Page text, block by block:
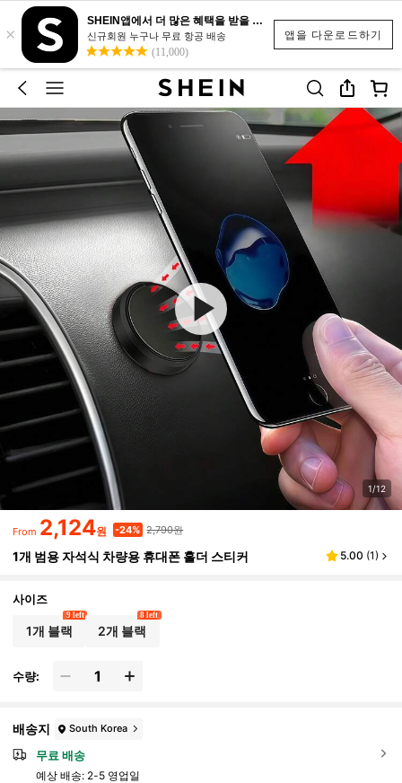
앱을 다운로드하기
×
SHEIN앱에서 더 많은 혜택을 받을 수 있어요.
신규회원 누구나 무료 항공 배송
(11,000)
1/12
From 2,124원 -24% 2,790원
1개 범용 자석식 차량용 휴대폰 홀더 스티커 5.00 (1)
사이즈
1개 블랙
9 left
2개 블랙
8 left
수량:
배송지 South Korea
무료 배송
예상 배송: 2-5 영업일